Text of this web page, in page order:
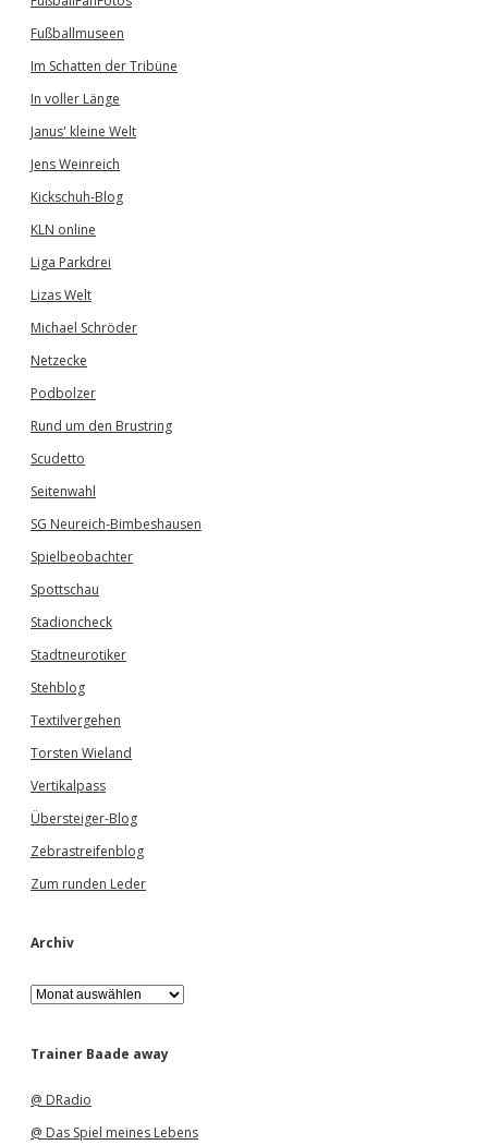
Fußballmuseen
Im Schatten der Tribüne
In voller Länge
Janus' kleine Welt
Jens Weinreich
Kickschuh-Blog
KLN online
Liga Parkdrei
Lizas Welt
Michael Schröder
Netzecke
Podbolzer
Rund um den Brustring
Scudetto
Seitenwahl
SG Neureich-Bimbeshausen
Spielbeobachter
Spottschau
Stadioncheck
Stadtneurotiker
Stehblog
Textilvergehen
Torsten Wieland
Vertikalpass
Übersteiger-Blog
Zebrastreifenblog
Zum runden Leder
Archiv
A
r
h
Trainer Baade away
@ DRadio
@ Das Spiel meines Lebens